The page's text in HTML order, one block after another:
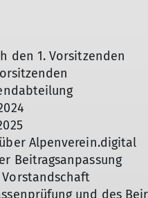
1. Vorsitzenden
Alpenverein.digital
und des